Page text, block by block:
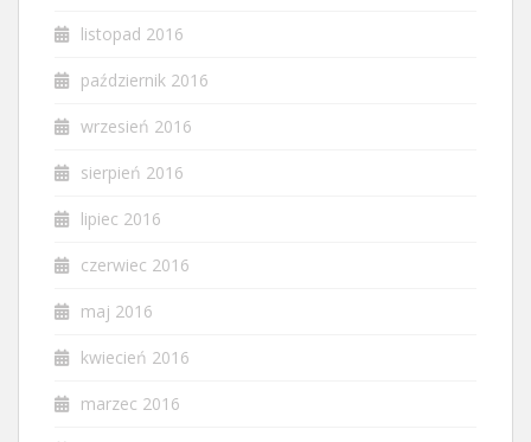
listopad 2016
październik 2016
wrzesień 2016
sierpień 2016
lipiec 2016
czerwiec 2016
maj 2016
kwiecień 2016
marzec 2016